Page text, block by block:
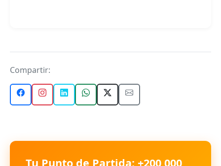
Compartir:
Tu Punto de Partida: +200,000